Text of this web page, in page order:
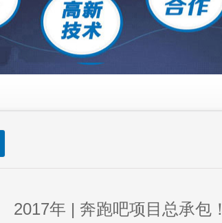
2017年 | 奔跑吧项目总承包！